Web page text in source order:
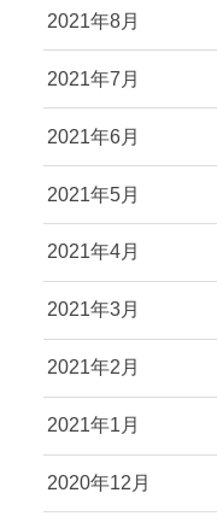
2021年8月
2021年7月
2021年6月
2021年5月
2021年4月
2021年3月
2021年2月
2021年1月
2020年12月